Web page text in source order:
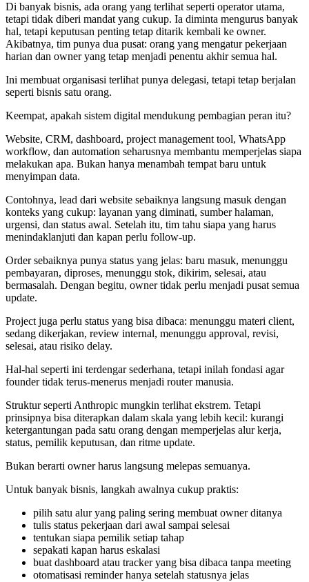
Di banyak bisnis, ada orang yang terlihat seperti operator utama,
tetapi tidak diberi mandat yang cukup. Ia diminta mengurus banyak
hal, tetapi keputusan penting tetap ditarik kembali ke owner.
Akibatnya, tim punya dua pusat: orang yang mengatur pekerjaan
harian dan owner yang tetap menjadi penentu akhir semua hal.
Ini membuat organisasi terlihat punya delegasi, tetapi tetap berjalan
seperti bisnis satu orang.
Keempat, apakah sistem digital mendukung pembagian peran itu?
Website, CRM, dashboard, project management tool, WhatsApp
workflow, dan automation seharusnya membantu memperjelas siapa
melakukan apa. Bukan hanya menambah tempat baru untuk
menyimpan data.
Contohnya, lead dari website sebaiknya langsung masuk dengan
konteks yang cukup: layanan yang diminati, sumber halaman,
urgensi, dan status awal. Setelah itu, tim tahu siapa yang harus
menindaklanjuti dan kapan perlu follow-up.
Order sebaiknya punya status yang jelas: baru masuk, menunggu
pembayaran, diproses, menunggu stok, dikirim, selesai, atau
bermasalah. Dengan begitu, owner tidak perlu menjadi pusat semua
update.
Project juga perlu status yang bisa dibaca: menunggu materi client,
sedang dikerjakan, review internal, menunggu approval, revisi,
selesai, atau risiko delay.
Hal-hal seperti ini terdengar sederhana, tetapi inilah fondasi agar
founder tidak terus-menerus menjadi router manusia.
Struktur seperti Anthropic mungkin terlihat ekstrem. Tetapi
prinsipnya bisa diterapkan dalam skala yang lebih kecil: kurangi
ketergantungan pada satu orang dengan memperjelas alur kerja,
status, pemilik keputusan, dan ritme update.
Bukan berarti owner harus langsung melepas semuanya.
Untuk banyak bisnis, langkah awalnya cukup praktis:
pilih satu alur yang paling sering membuat owner ditanya
tulis status pekerjaan dari awal sampai selesai
tentukan siapa pemilik setiap tahap
sepakati kapan harus eskalasi
buat dashboard atau tracker yang bisa dibaca tanpa meeting
otomatisasi reminder hanya setelah statusnya jelas